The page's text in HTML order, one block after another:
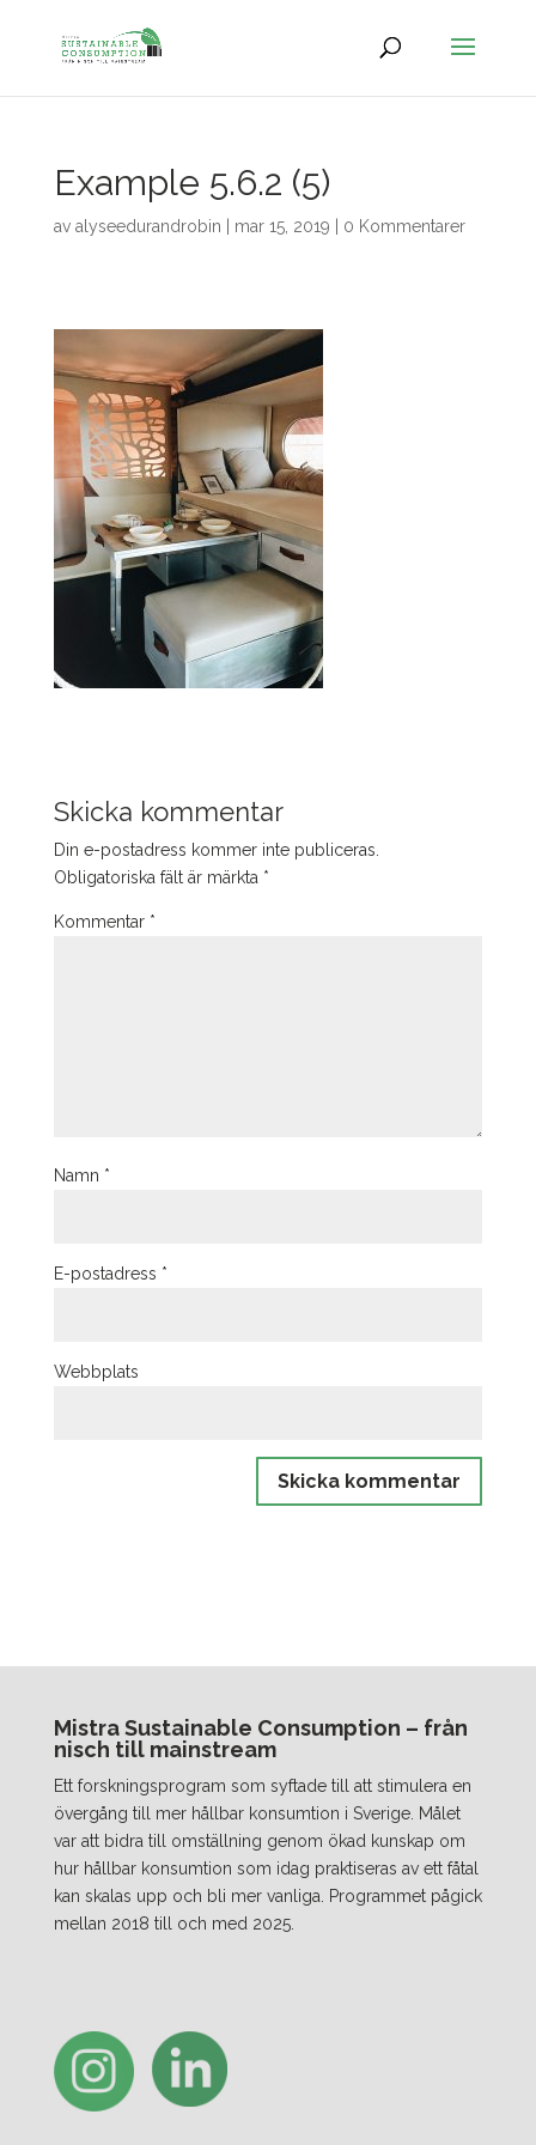
Example 5.6.2 (5)
av alyseedurandrobin mar 15, 2019 0 Kommentarer
Skicka kommentar
Din e-postadress kommer inte publiceras.
Obligatoriska fält är märkta *
Kommentar *
Namn *
E-postadress *
Webbplats
Mistra Sustainable Consumption – från
nisch till mainstream
Ett forskningsprogram som syftade till att stimulera en
övergång till mer hållbar konsumtion i Sverige. Målet
var att bidra till omställning genom ökad kunskap om
hur hållbar konsumtion som idag praktiseras av ett fåtal
kan skalas upp och bli mer vanliga. Programmet pågick
mellan 2018 till och med 2025.